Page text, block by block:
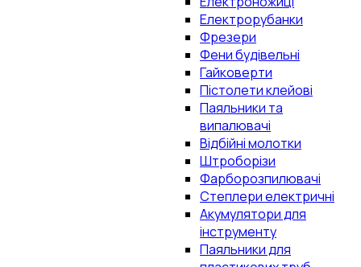
Електрорубанки
Фрезери
Фени будівельні
Гайковерти
Пістолети клейові
Паяльники та
випалювачі
Відбійні молотки
Штроборізи
Фарборозпилювачі
Степлери електричні
Акумулятори для
інструменту
Паяльники для